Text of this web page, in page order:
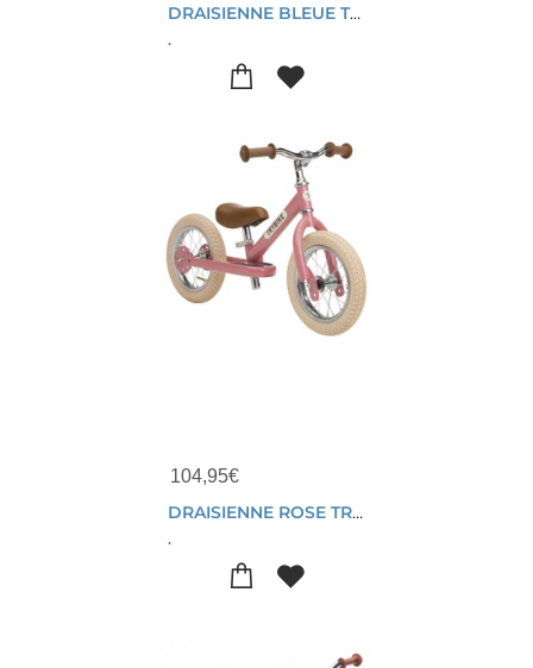
DRAISIENNE BLEUE TRYBIKE STEEL VINTAGE 15 MOIS - 6 ANS
.
104,95€
DRAISIENNE ROSE TRYBIKE STEEL VINTAGE 15 MOIS - 6 ANS
.